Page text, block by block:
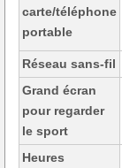
carte/téléphone
portable
Réseau sans-fil
Grand écran
pour regarder
le sport
Heures